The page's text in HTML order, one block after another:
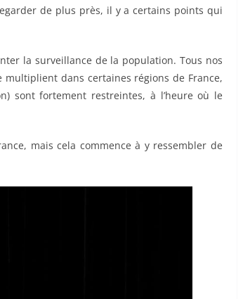
de plus près, il y a certains points qui
la surveillance de la population. Tous nos
multiplient dans certaines régions de France,
sont fortement restreintes, à l’heure où le
mais cela commence à y ressembler de